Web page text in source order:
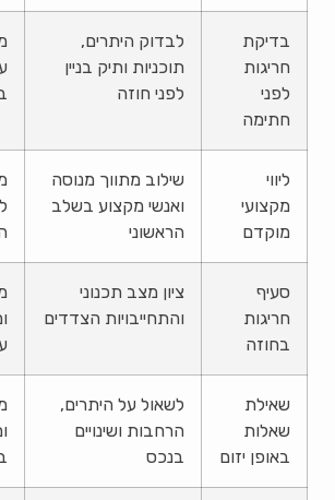
בדיקת
חריגות
לפני
חתימה
לבדוק היתרים,
תוכניות ותיק בניין
לפני חוזה
ליווי
מקצועי
מוקדם
שילוב מתווך מנוסה
ואנשי מקצוע בשלב
הראשוני
סעיף
חריגות
בחוזה
ציון מצב תכנוני
והתחייבויות הצדדים
שאילת
שאלות
באופן יזום
לשאול על היתרים,
הרחבות ושינויים
בנכס